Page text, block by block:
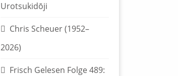
Urotsukidōji
Chris Scheuer (1952–
2026)
Frisch Gelesen Folge 489: